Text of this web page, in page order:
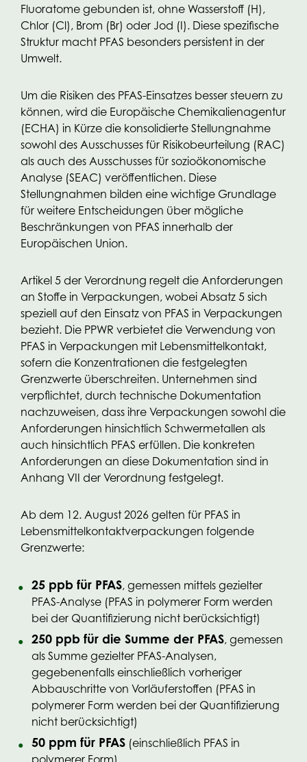
Fluoratome gebunden ist, ohne Wasserstoff (H),
Chlor (Cl), Brom (Br) oder Jod (I). Diese spezifische
Struktur macht PFAS besonders persistent in der
Umwelt.
Um die Risiken des PFAS-Einsatzes besser steuern zu
können, wird die Europäische Chemikalienagentur
(ECHA) in Kürze die konsolidierte Stellungnahme
sowohl des Ausschusses für Risikobeurteilung (RAC)
als auch des Ausschusses für sozioökonomische
Analyse (SEAC) veröffentlichen. Diese
Stellungnahmen bilden eine wichtige Grundlage
für weitere Entscheidungen über mögliche
Beschränkungen von PFAS innerhalb der
Europäischen Union.
Artikel 5 der Verordnung regelt die Anforderungen
an Stoffe in Verpackungen, wobei Absatz 5 sich
speziell auf den Einsatz von PFAS in Verpackungen
bezieht. Die PPWR verbietet die Verwendung von
PFAS in Verpackungen mit Lebensmittelkontakt,
sofern die Konzentrationen die festgelegten
Grenzwerte überschreiten. Unternehmen sind
verpflichtet, durch technische Dokumentation
nachzuweisen, dass ihre Verpackungen sowohl die
Anforderungen hinsichtlich Schwermetallen als
auch hinsichtlich PFAS erfüllen. Die konkreten
Anforderungen an diese Dokumentation sind in
Anhang VII der Verordnung festgelegt.
Ab dem 12. August 2026 gelten für PFAS in
Lebensmittelkontaktverpackungen folgende
Grenzwerte:
25 ppb für PFAS, gemessen mittels gezielter
PFAS-Analyse (PFAS in polymerer Form werden
bei der Quantifizierung nicht berücksichtigt)
250 ppb für die Summe der PFAS, gemessen
als Summe gezielter PFAS-Analysen,
gegebenenfalls einschließlich vorheriger
Abbauschritte von Vorläuferstoffen (PFAS in
polymerer Form werden bei der Quantifizierung
nicht berücksichtigt)
50 ppm für PFAS (einschließlich PFAS in
polymerer Form)